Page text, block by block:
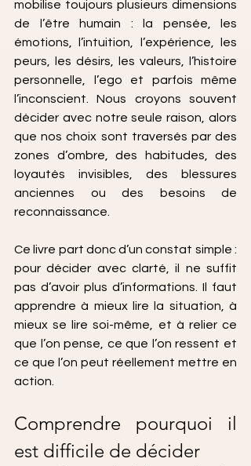
mobilise toujours plusieurs dimensions
de l’être humain : la pensée, les
émotions, l’intuition, l’expérience, les
peurs, les désirs, les valeurs, l’histoire
personnelle, l’ego et parfois même
l’inconscient. Nous croyons souvent
décider avec notre seule raison, alors
que nos choix sont traversés par des
zones d’ombre, des habitudes, des
loyautés invisibles, des blessures
anciennes ou des besoins de
reconnaissance.
Ce livre part donc d’un constat simple :
pour décider avec clarté, il ne suffit
pas d’avoir plus d’informations. Il faut
apprendre à mieux lire la situation, à
mieux se lire soi-même, et à relier ce
que l’on pense, ce que l’on ressent et
ce que l’on peut réellement mettre en
action.
Comprendre pourquoi il
est difficile de décider